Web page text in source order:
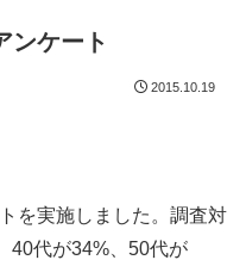
ンケート
2015.10.19
を実施しました。調査対
40代が34%、50代が